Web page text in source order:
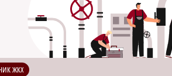
ЖКХ